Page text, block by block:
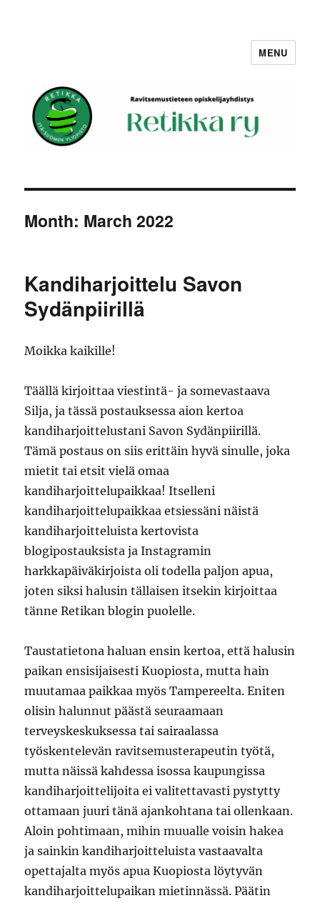
MENU
Month: March 2022
Kandiharjoittelu Savon
Sydänpiirillä
Moikka kaikille!
Täällä kirjoittaa viestintä- ja somevastaava
Silja, ja tässä postauksessa aion kertoa
kandiharjoittelustani Savon Sydänpiirillä.
Tämä postaus on siis erittäin hyvä sinulle, joka
mietit tai etsit vielä omaa
kandiharjoittelupaikkaa! Itselleni
kandiharjoittelupaikkaa etsiessäni näistä
kandiharjoitteluista kertovista
blogipostauksista ja Instagramin
harkkapäiväkirjoista oli todella paljon apua,
joten siksi halusin tällaisen itsekin kirjoittaa
tänne Retikan blogin puolelle.
Taustatietona haluan ensin kertoa, että halusin
paikan ensisijaisesti Kuopiosta, mutta hain
muutamaa paikkaa myös Tampereelta. Eniten
olisin halunnut päästä seuraamaan
terveyskeskuksessa tai sairaalassa
työskentelevän ravitsemusterapeutin työtä,
mutta näissä kahdessa isossa kaupungissa
kandiharjoittelijoita ei valitettavasti pystytty
ottamaan juuri tänä ajankohtana tai ollenkaan.
Aloin pohtimaan, mihin muualle voisin hakea
ja sainkin kandiharjoitteluista vastaavalta
opettajalta myös apua Kuopiosta löytyvän
kandiharjoittelupaikan mietinnässä. Päätin